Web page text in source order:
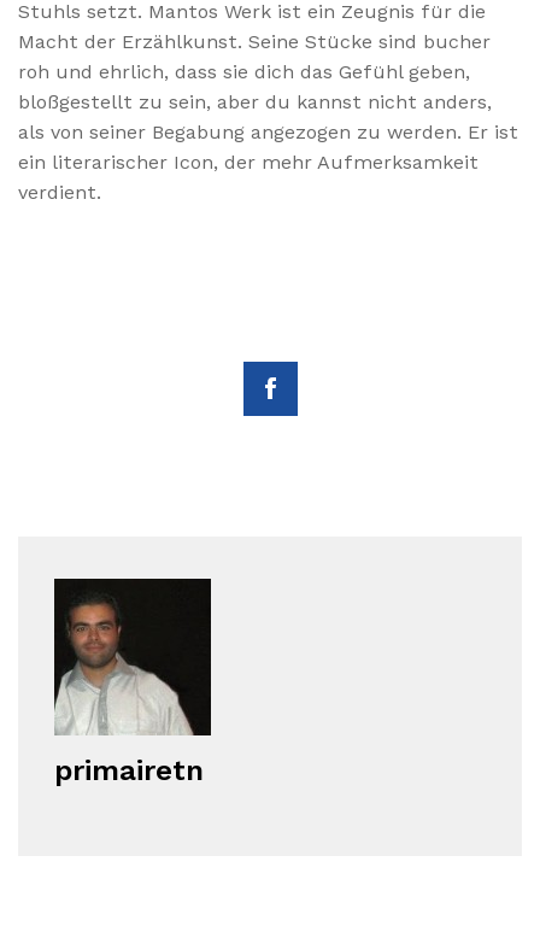
Stuhls setzt. Mantos Werk ist ein Zeugnis für die
Macht der Erzählkunst. Seine Stücke sind bucher
roh und ehrlich, dass sie dich das Gefühl geben,
bloßgestellt zu sein, aber du kannst nicht anders,
als von seiner Begabung angezogen zu werden. Er ist
ein literarischer Icon, der mehr Aufmerksamkeit
verdient.
primairetn